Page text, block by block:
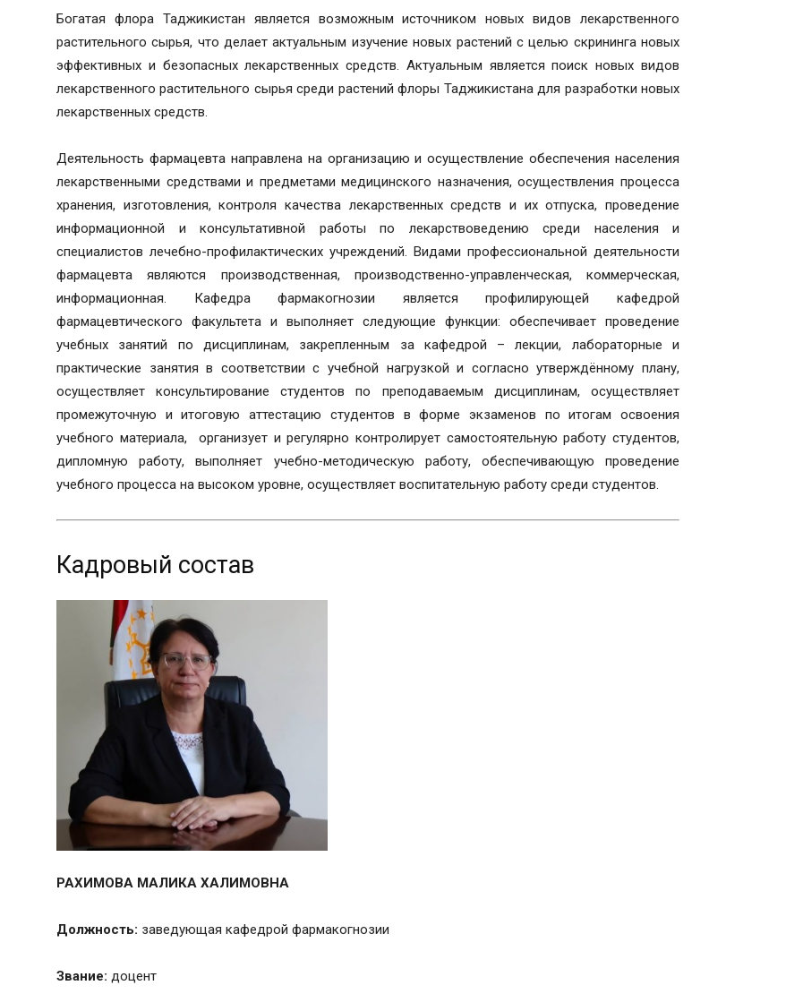
Богатая флора Таджикистан является возможным источником новых видов лекарственного
растительного сырья, что делает актуальным изучение новых растений с целью скрининга новых
эффективных и безопасных лекарственных средств. Актуальным является поиск новых видов
лекарственного растительного сырья среди растений флоры Таджикистана для разработки новых
лекарственных средств.
Деятельность фармацевта направлена на организацию и осуществление обеспечения населения
лекарственными средствами и предметами медицинского назначения, осуществления процесса
хранения, изготовления, контроля качества лекарственных средств и их отпуска, проведение
информационной и консультативной работы по лекарствоведению среди населения и
специалистов лечебно-профилактических учреждений. Видами профессиональной деятельности
фармацевта являются производственная, производственно-управленческая, коммерческая,
информационная. Кафедра фармакогнозии является профилирующей кафедрой
фармацевтического факультета и выполняет следующие функции: обеспечивает проведение
учебных занятий по дисциплинам, закрепленным за кафедрой – лекции, лабораторные и
практические занятия в соответствии с учебной нагрузкой и согласно утверждённому плану,
осуществляет консультирование студентов по преподаваемым дисциплинам, осуществляет
промежуточную и итоговую аттестацию студентов в форме экзаменов по итогам освоения
учебного материала, организует и регулярно контролирует самостоятельную работу студентов,
дипломную работу, выполняет учебно-методическую работу, обеспечивающую проведение
учебного процесса на высоком уровне, осуществляет воспитательную работу среди студентов.
Кадровый состав
РАХИМОВА МАЛИКА ХАЛИМОВНА
Должность: заведующая кафедрой фармакогнозии
Звание: доцент